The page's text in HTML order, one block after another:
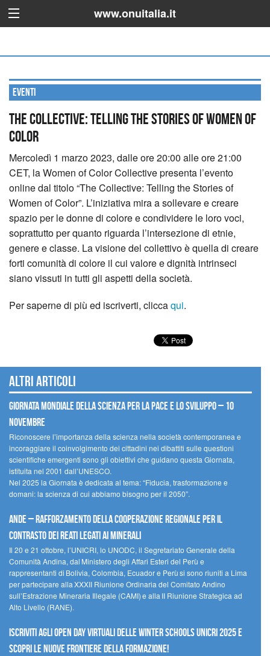
www.onuitalia.it
Eventi
The Collective: Telling the Stories of Women of
Color
Mercoledì 1 marzo 2023, dalle ore 20:00 alle ore 21:00
CET, la Women of Color Collective presenta l’evento
online dal titolo “The Collective: Telling the Stories of
Women of Color”. L’iniziativa mira a sollevare e creare
spazio per le donne di colore e condividere le loro voci,
soprattutto per quanto riguarda l’intersezione di etnie,
genere e classe. La visione del collettivo è quella di creare
forti comunità di colore il cui valore e dignità intrinseci
siano vissuti in tutti gli aspetti della società.
Per saperne di più ed iscriverti, cliccaqui.
Altri articoli
Giornata mondiale della scienza per la pace e lo sviluppo – 10
novembre
Riconoscere l’importanza della scienza nella società contemporanea e
incoraggiare il coinvolgimento dei cittadini nei dibattiti sulle questioni
scientifiche emergenti sono gli obiettivi che guidano questa Giornata,
istituita nel 2001 dall’UNESCO.
Nel 2025 la Giornata è dedicata al tema: “Fiducia, trasformazione e
domani: la scienza di cui abbiamo bisogno per il 2050”.
Ande – Rafforzamento della cooperazione regionale per il
contrasto dei reati legati ai minerali
Il 20 e 21 ottobre, l’UNICRI, lo UNODC, il Segretariato Generale della
Comunità Andina, dal Ministero degli Affari Esteri del Perù e
rappresentanti di Bolivia, Colombia, Ecuador e Perù si sono riuniti a Lima
per partecipare alla XXXII Riunione Ordinaria del Comitato Andino
sull’Estrazione Mineraria Illegale (CAMI) e alla II Riunione Strategica ad
Alto Livello (RANE).
Iscriviti agli Open Day Virtuali delle Winter Schools UNICRI 2025 e
scopri le nuove frontiere della formazione!